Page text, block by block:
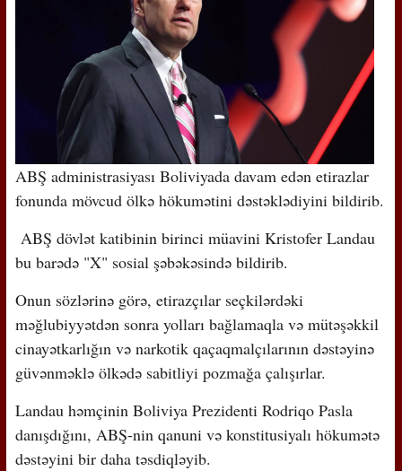
ABŞ administrasiyası Boliviyada davam edən etirazlar
fonunda mövcud ölkə hökumətini dəstəklədiyini bildirib.
ABŞ dövlət katibinin birinci müavini Kristofer Landau
bu barədə "X" sosial şəbəkəsində bildirib.
Onun sözlərinə görə, etirazçılar seçkilərdəki
məğlubiyyətdən sonra yolları bağlamaqla və mütəşəkkil
cinayətkarlığın və narkotik qaçaqmalçılarının dəstəyinə
güvənməklə ölkədə sabitliyi pozmağa çalışırlar.
Landau həmçinin Boliviya Prezidenti Rodriqo Pasla
danışdığını, ABŞ-nin qanuni və konstitusiyalı hökumətə
dəstəyini bir daha təsdiqləyib.